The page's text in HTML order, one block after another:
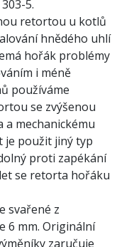
5.
retortou u kotlů
hnědého uhlí
hořák problémy
i méně
používáme
se zvýšenou
mechanickému
je použit jiný typ
proti zapékání
se retorta hořáku
svařené z
6 mm. Originální
zaručuje